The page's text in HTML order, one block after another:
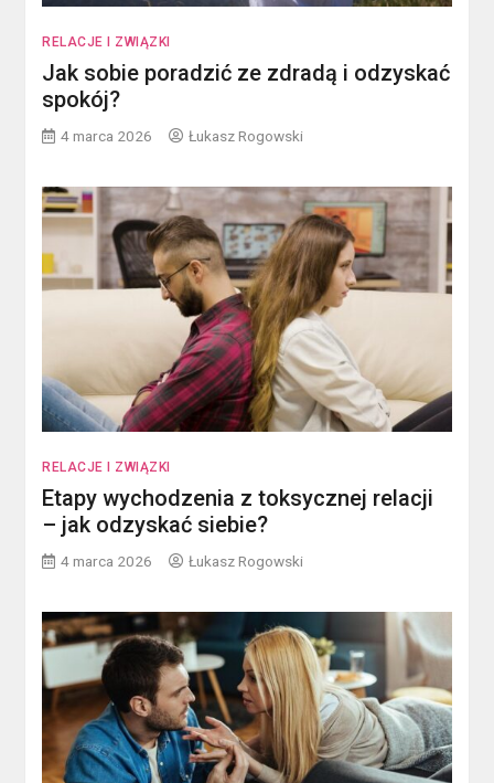
RELACJE I ZWIĄZKI
Jak sobie poradzić ze zdradą i odzyskać
spokój?
4 marca 2026 Łukasz Rogowski
RELACJE I ZWIĄZKI
Etapy wychodzenia z toksycznej relacji
– jak odzyskać siebie?
4 marca 2026 Łukasz Rogowski